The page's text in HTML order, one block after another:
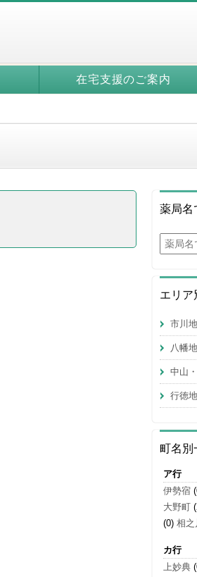
在宅支援のご案内
薬局名
エリア
市川
八幡
中山
行徳
町名別
ア行
伊勢宿
大野町
(0) 相之
カ行
上妙典